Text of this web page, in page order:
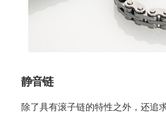
静音链
除了具有滚子链的特性之外，还追